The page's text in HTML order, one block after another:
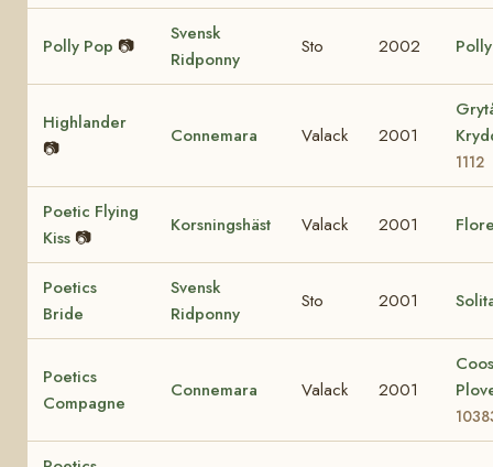
Polly Pop 📷
Svensk
Ridponny
Sto 2002
Highlander
📷
Connemara Valack 2001
1112
Poetic Flying
Kiss 📷
Korsningshäst Valack 2001
Poetics
Bride
Svensk
Ridponny
Sto 2001
Poetics
Compagne
Connemara Valack 2001